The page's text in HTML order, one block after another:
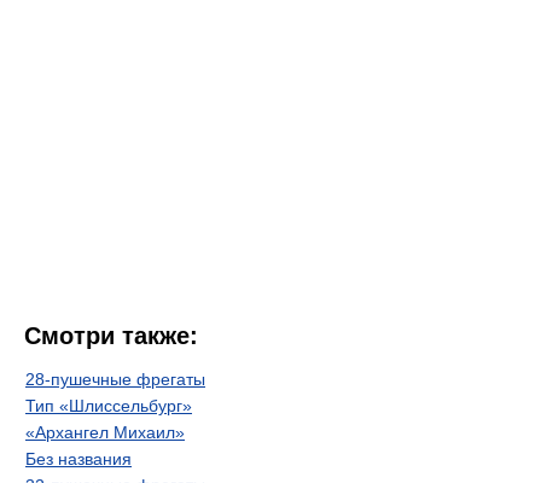
Смотри также:
28-пушечные фрегаты
Тип «Шлиссельбург»
«Архангел Михаил»
Без названия